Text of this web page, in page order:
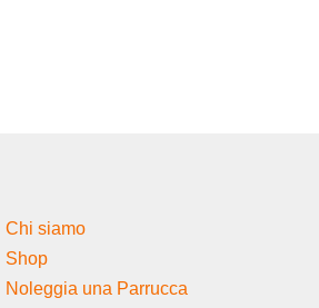
Chi siamo
Shop
Noleggia una Parrucca